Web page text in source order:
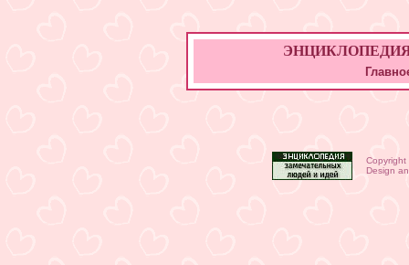
ЭНЦИКЛОПЕДИЯ
Copyright
Design